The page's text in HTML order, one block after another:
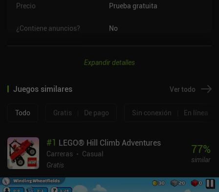
Precio Prueba gratuita
¿Contiene anuncios? No
Expandir detalles
Juegos similares Ver todo
Todo Gratis De pago Sin conexión En línea
#1 LEGO® Hill Climb Adventures
Carreras
Casual
Gratis
77%
similar